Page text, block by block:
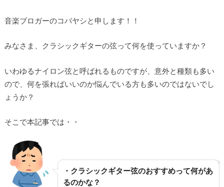
音楽ブロガーのコバヤシと申します！！
みなさま、クラシックギターの弦って何を使っていますか？
いわゆるナイロン弦と呼ばれるものですが、意外と種類も多い
ので、何を張ればいいのか悩んでいる方も多いのではないでし
ょうか？
そこで本記事では・・
・クラシックギター弦のおすすめって何があ
るのかな？